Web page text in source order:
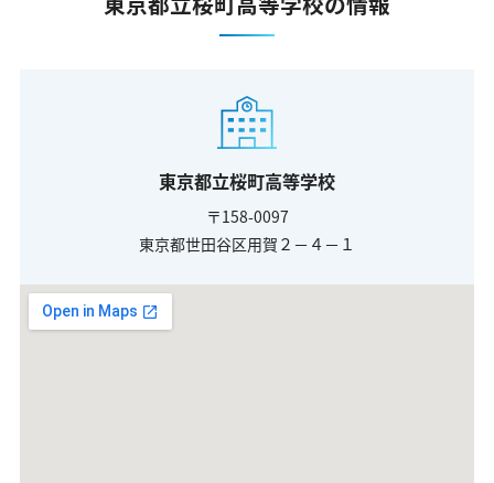
東京都立桜町高等学校
〒158-0097
東京都世田谷区用賀２－４－１